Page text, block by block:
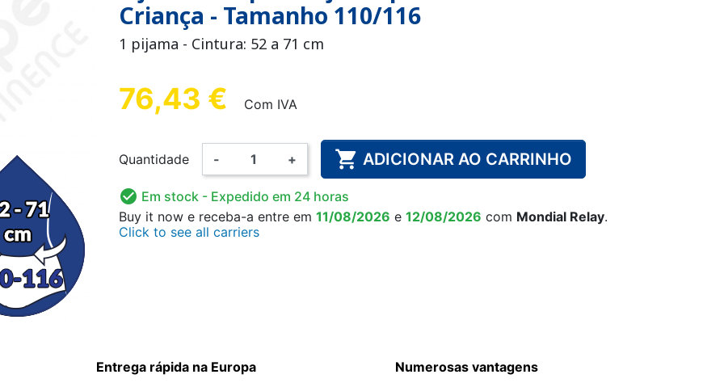
CUECA DE FIXAÇÃO FRALDA LAVÁVEL ADULTO
BODY FATO MACACO
CALÇADO
LUVA DE EXAME ALARME URINÁRIO
E
DESINFECÇÃO DAS MÃOS
E SUPERFÍCIES
CUECA PLÁSTICA
CRIANÇA
CUECA ALGODÃO
CRIANÇA
FRALDA LAVÁVEL
CRIANÇA
Criança - Tamanho 110/116
1 pijama - Cintura: 52 a 71 cm
76,43 € Com IVA
Quantidade - +  ADICIONAR AO CARRINHO
 Em stock - Expedido em 24 horas
Buy it now e receba-a entre em 11/08/2026 e 12/08/2026 com Mondial Relay.
Click to see all carriers
Entrega rápida na Europa Numerosas vantagens